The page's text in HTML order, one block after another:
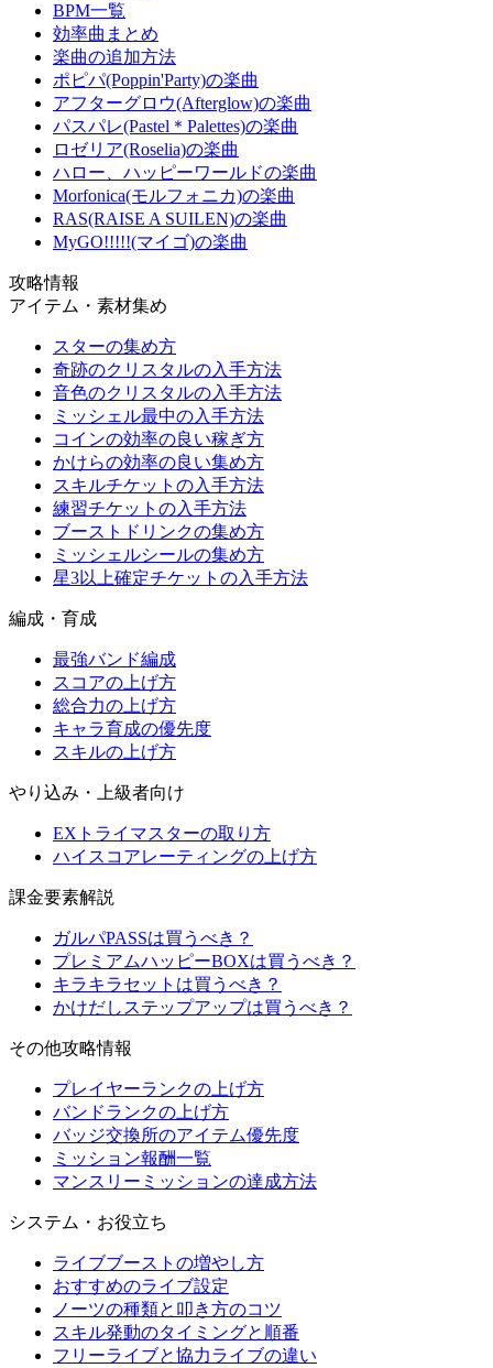
BPM一覧
効率曲まとめ
楽曲の追加方法
ポピパ(Poppin'Party)の楽曲
アフターグロウ(Afterglow)の楽曲
パスパレ(Pastel＊Palettes)の楽曲
ロゼリア(Roselia)の楽曲
ハロー、ハッピーワールドの楽曲
Morfonica(モルフォニカ)の楽曲
RAS(RAISE A SUILEN)の楽曲
MyGO!!!!!(マイゴ)の楽曲
攻略情報
アイテム・素材集め
スターの集め方
奇跡のクリスタルの入手方法
音色のクリスタルの入手方法
ミッシェル最中の入手方法
コインの効率の良い稼ぎ方
かけらの効率の良い集め方
スキルチケットの入手方法
練習チケットの入手方法
ブーストドリンクの集め方
ミッシェルシールの集め方
星3以上確定チケットの入手方法
編成・育成
最強バンド編成
スコアの上げ方
総合力の上げ方
キャラ育成の優先度
スキルの上げ方
やり込み・上級者向け
EXトライマスターの取り方
ハイスコアレーティングの上げ方
課金要素解説
ガルパPASSは買うべき？
プレミアムハッピーBOXは買うべき？
キラキラセットは買うべき？
かけだしステップアップは買うべき？
その他攻略情報
プレイヤーランクの上げ方
バンドランクの上げ方
バッジ交換所のアイテム優先度
ミッション報酬一覧
マンスリーミッションの達成方法
システム・お役立ち
ライブブーストの増やし方
おすすめのライブ設定
ノーツの種類と叩き方のコツ
スキル発動のタイミングと順番
フリーライブと協力ライブの違い